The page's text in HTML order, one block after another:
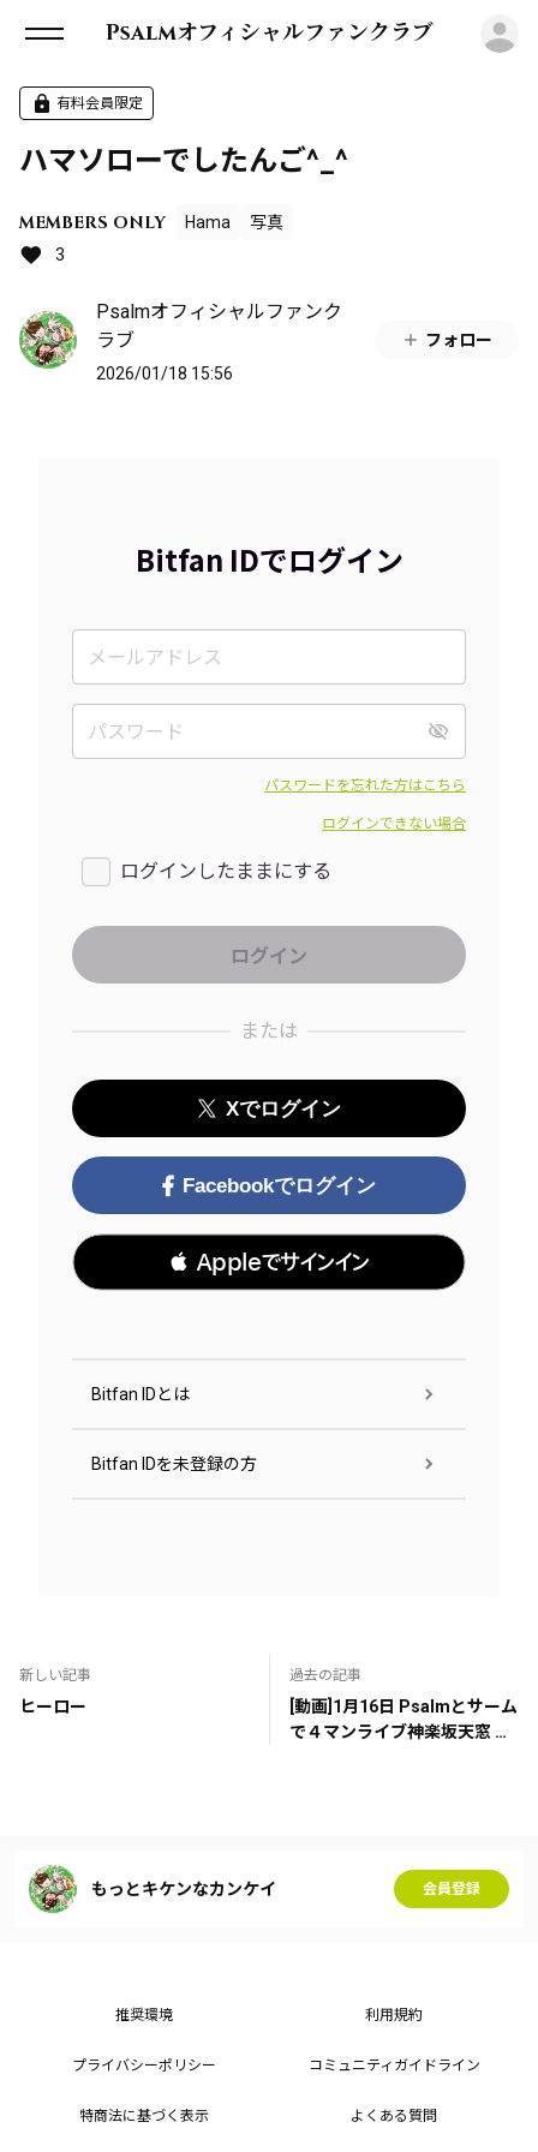
Psalmオフィシャルファンクラブ
有料会員限定
ハマソローでしたんご^_^
MEMBERS ONLY Hama
写真
3
Psalmオフィシャルファンク
ラブ
2026/01/18 15:56
フォロー
Bitfan IDでログイン
パスワードを忘れた方はこちら
ログインできない場合
ログインしたままにする
または
Xでログイン
Facebookでログイン
 Appleでサインイン
Bitfan IDとは
Bitfan IDを未登録の方
新しい記事
ヒーロー
過去の記事
[動画]1月16日 Psalmとサーム
で４マンライブ神楽坂天窓 終
もっとキケンなカンケイ 会員登録
推奨環境 利用規約
プライバシーポリシー コミュニティガイドライン
特商法に基づく表示 よくある質問